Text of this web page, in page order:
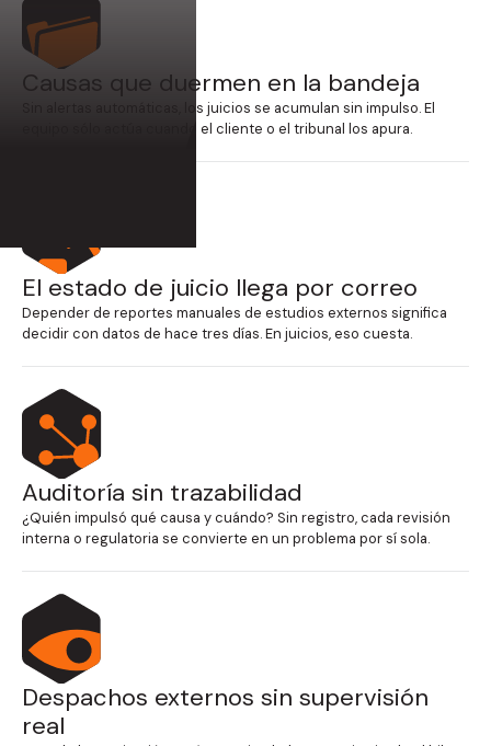
Causas que duermen en la bandeja
Sin alertas automáticas, los juicios se acumulan sin impulso. El
equipo sólo actúa cuando el cliente o el tribunal los apura.
El estado de juicio llega por correo
Depender de reportes manuales de estudios externos significa
decidir con datos de hace tres días. En juicios, eso cuesta.
Auditoría sin trazabilidad
¿Quién impulsó qué causa y cuándo? Sin registro, cada revisión
interna o regulatoria se convierte en un problema por sí sola.
Despachos externos sin supervisión
real